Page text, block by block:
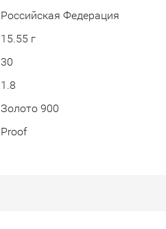
Российская Федерация
15.55 г
30
1.8
Золото 900
Proof